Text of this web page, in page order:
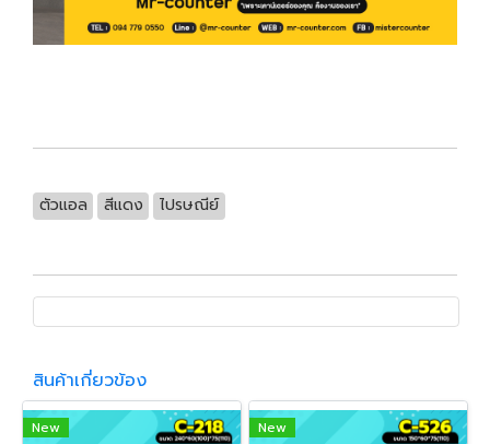
ตัวแอล สีแดง ไปรษณีย์
สินค้าเกี่ยวข้อง
New New